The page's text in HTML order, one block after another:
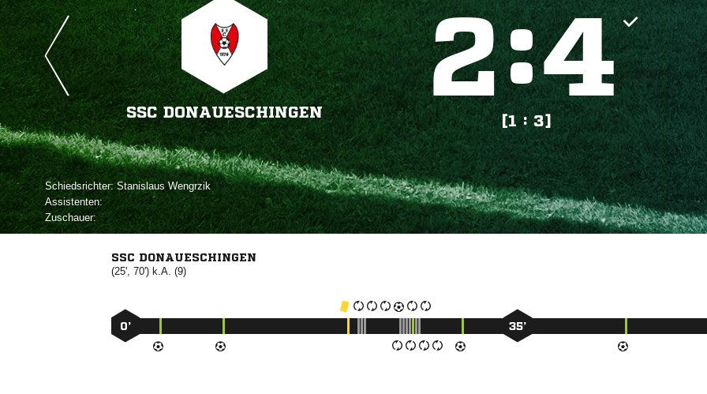
SSC DONAUESCHINGEN
:
[1 : 3]
Schiedsrichter: 
Assistenten:
Zuschauer:
SSC DONAUESCHINGEN
(25', 70') k.A. (9)
0’ 35’